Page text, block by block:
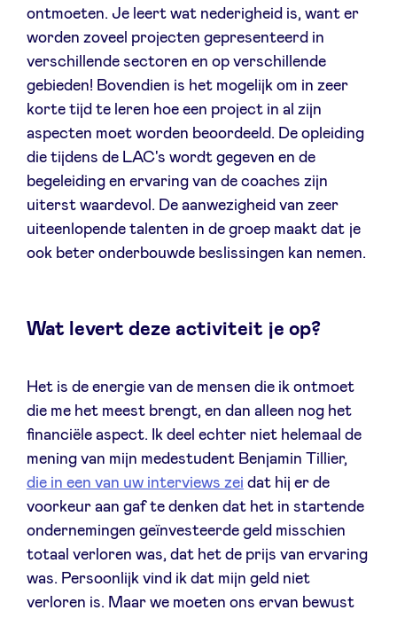
ontmoeten. Je leert wat nederigheid is, want er
worden zoveel projecten gepresenteerd in
verschillende sectoren en op verschillende
gebieden! Bovendien is het mogelijk om in zeer
korte tijd te leren hoe een project in al zijn
aspecten moet worden beoordeeld. De opleiding
die tijdens de LAC's wordt gegeven en de
begeleiding en ervaring van de coaches zijn
uiterst waardevol. De aanwezigheid van zeer
uiteenlopende talenten in de groep maakt dat je
ook beter onderbouwde beslissingen kan nemen.
Wat levert deze activiteit je op?
Het is de energie van de mensen die ik ontmoet
die me het meest brengt, en dan alleen nog het
financiële aspect. Ik deel echter niet helemaal de
mening van mijn medestudent Benjamin Tillier,
die in een van uw interviews zei dat hij er de
voorkeur aan gaf te denken dat het in startende
ondernemingen geïnvesteerde geld misschien
totaal verloren was, dat het de prijs van ervaring
was. Persoonlijk vind ik dat mijn geld niet
verloren is. Maar we moeten ons ervan bewust